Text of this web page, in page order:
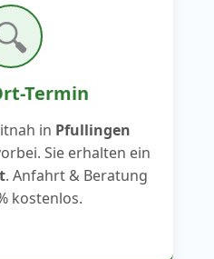
Termin
in Pfullingen
Sie erhalten ein
. Anfahrt & Beratung
kostenlos.